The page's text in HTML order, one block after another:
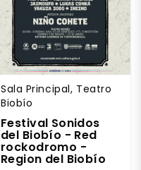
Sala Principal, Teatro
Biobío
Festival Sonidos
del Biobío - Red
rockodromo -
Region del Biobío